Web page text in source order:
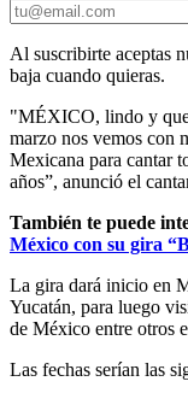
Al suscribirte aceptas
baja cuando quieras.
"MÉXICO, lindo y
marzo nos vemos con
Mexicana para cantar
años”, anunció el
También te puede
México con su gira
La gira dará inicio en
Yucatán, para luego
de México entre otros
Las fechas serían las